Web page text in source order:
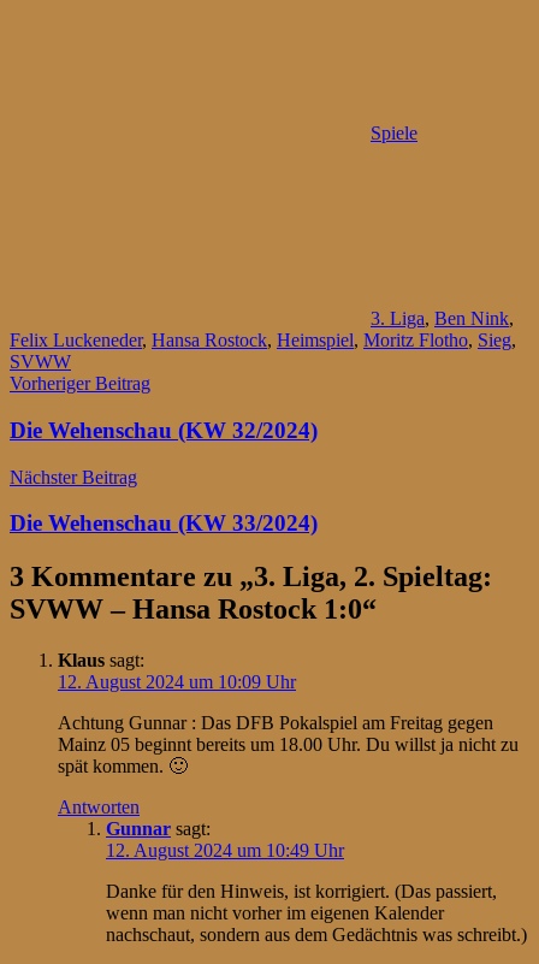
Spiele
3. Liga, Ben Nink,
Felix Luckeneder, Hansa Rostock, Heimspiel, Moritz Flotho, Sieg,
SVWW
Beitragsnavigation
Vorheriger Beitrag
Die Wehenschau (KW 32/2024)
Nächster Beitrag
Die Wehenschau (KW 33/2024)
3 Kommentare zu „3. Liga, 2. Spieltag:
SVWW – Hansa Rostock 1:0“
Klaus sagt:
12. August 2024 um 10:09 Uhr
Achtung Gunnar : Das DFB Pokalspiel am Freitag gegen
Mainz 05 beginnt bereits um 18.00 Uhr. Du willst ja nicht zu
spät kommen. 🙂
Antworten
Gunnar sagt:
12. August 2024 um 10:49 Uhr
Danke für den Hinweis, ist korrigiert. (Das passiert,
wenn man nicht vorher im eigenen Kalender
nachschaut, sondern aus dem Gedächtnis was schreibt.)